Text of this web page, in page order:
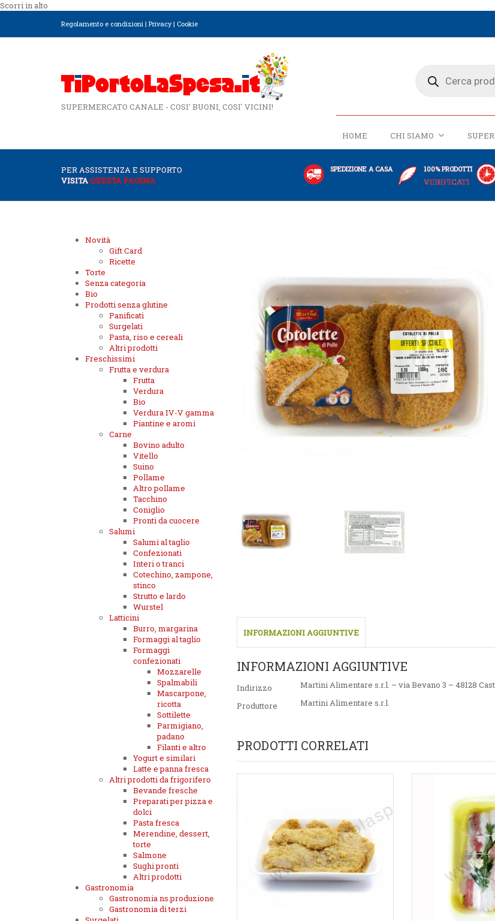
Scorri in alto
Regolamento e condizioni | Privacy| Cookie
SUPERMERCATO CANALE - COSI' BUONI, COSI' VICINI!
HOME CHI SIAMO
PER ASSISTENZA E SUPPORTO
VISITAQUESTA PAGINA
SPEDIZIONE A CASA 100% PRODOTTI
VERIFICATI
INFORMAZIONI AGGIUNTIVE
INFORMAZIONI AGGIUNTIVE
Indirizzo
Martini Alimentare s.r.l. – via Bevano 3 – 48128
Produttore
Martini Alimentare s.r.l.
PRODOTTI CORRELATI
Novità
Gift Card
Ricette
Torte
Senza categoria
Bio
Prodotti senza glutine
Panificati
Surgelati
Pasta, riso e cereali
Altri prodotti
Freschissimi
Frutta e verdura
Frutta
Verdura
Bio
Verdura IV-V gamma
Piantine e aromi
Carne
Bovino adulto
Vitello
Suino
Pollame
Altro pollame
Tacchino
Coniglio
Pronti da cuocere
Salumi
Salumi al taglio
Confezionati
Interi o tranci
Cotechino, zampone,
stinco
Strutto e lardo
Wurstel
Latticini
Burro, margarina
Formaggi al taglio
Formaggi
confezionati
Mozzarelle
Spalmabili
Mascarpone,
ricotta
Sottilette
Parmigiano,
padano
Filanti e altro
Yogurt e similari
Latte e panna fresca
Altri prodotti da frigorifero
Bevande fresche
Preparati per pizza e
dolci
Pasta fresca
Merendine, dessert,
torte
Salmone
Sughi pronti
Altri prodotti
Gastronomia
Gastronomia ns.produzione
Gastronomia di terzi